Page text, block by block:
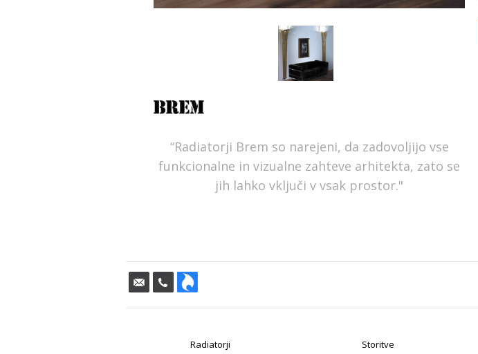
“Radiatorji Brem so narejeni, da zadovoljijo vse
funkcionalne in vizualne zahteve arhitekta, zato se
jih lahko vključi v vsak prostor."
Radiatorji Storitve